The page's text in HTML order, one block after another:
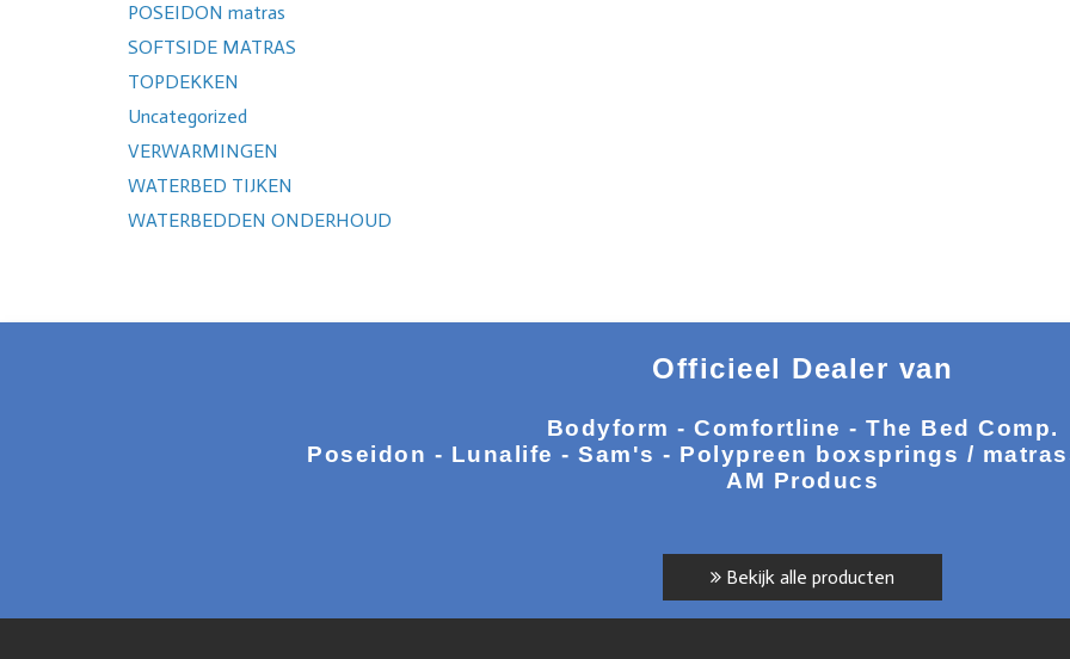
POSEIDON matras
SOFTSIDE MATRAS
TOPDEKKEN
Uncategorized
VERWARMINGEN
WATERBED TIJKEN
WATERBEDDEN ONDERHOUD
Officieel Dealer van
Bodyform - Comfortline - The Bed Comp.
Poseidon - Lunalife - Sam's - Polypreen boxsprings /
AM Producs
Bekijk alle producten